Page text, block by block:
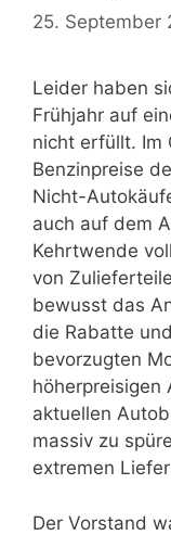
25. September
Leider haben
Frühjahr auf
nicht erfüllt. Im
Benzinpreise
Nicht-
auch auf dem
Kehrtwende
von
bewusst das
die Rabatte
bevorzugten
höherpreisigen
aktuellen
massiv zu
extremen
Der Vorstand